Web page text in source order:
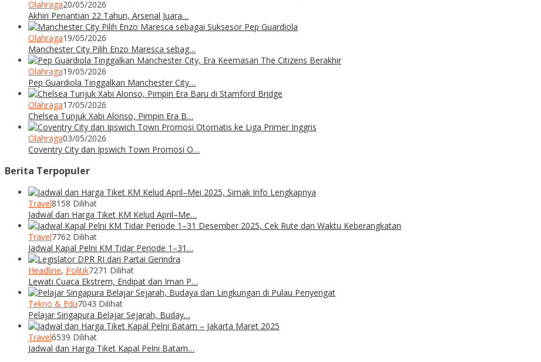
Olahraga20/05/2026
Akhiri Penantian 22 Tahun, Arsenal Juara…
Olahraga19/05/2026
Manchester City Pilih Enzo Maresca sebag…
Olahraga19/05/2026
Pep Guardiola Tinggalkan Manchester City…
Olahraga17/05/2026
Chelsea Tunjuk Xabi Alonso, Pimpin Era B…
Olahraga03/05/2026
Coventry City dan Ipswich Town Promosi O…
Berita Terpopuler
Travel8158 Dilihat
Jadwal dan Harga Tiket KM Kelud April–Me…
Travel7762 Dilihat
Jadwal Kapal Pelni KM Tidar Periode 1–31…
Headline, Politik7271 Dilihat
Lewati Cuaca Ekstrem, Endipat dan Iman P…
Tekno & Edu7043 Dilihat
Pelajar Singapura Belajar Sejarah, Buday…
Travel6539 Dilihat
Jadwal dan Harga Tiket Kapal Pelni Batam…